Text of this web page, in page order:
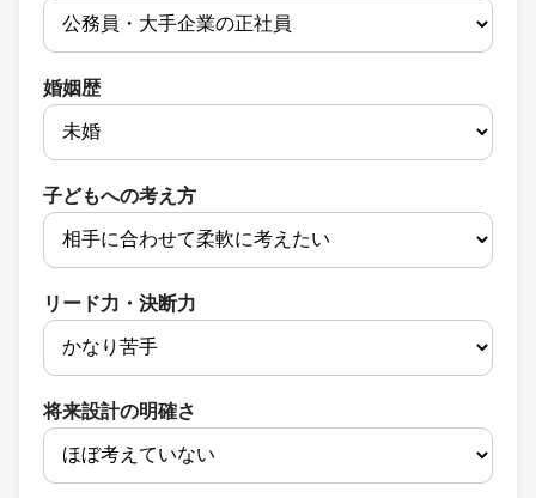
婚姻歴
子どもへの考え方
リード力・決断力
将来設計の明確さ